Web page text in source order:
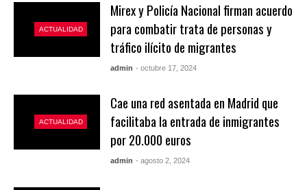
ACTUALIDAD
Mirex y Policía Nacional firman acuerdo
para combatir trata de personas y
tráfico ilícito de migrantes
admin - octubre 17, 2024
ACTUALIDAD
Cae una red asentada en Madrid que
facilitaba la entrada de inmigrantes
por 20.000 euros
admin - agosto 2, 2024